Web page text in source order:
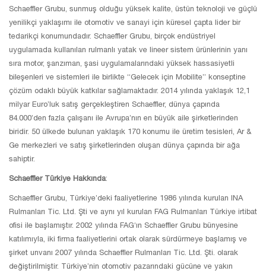
Schaeffler Grubu, sunmuş olduğu yüksek kalite, üstün teknoloji ve güçlü
yenilikçi yaklaşımı ile otomotiv ve sanayi için küresel çapta lider bir
tedarikçi konumundadır. Schaeffler Grubu, birçok endüstriyel
uygulamada kullanılan rulmanlı yatak ve lineer sistem ürünlerinin yanı
sıra motor, şanzıman, şasi uygulamalarındaki yüksek hassasiyetli
bileşenleri ve sistemleri ile birlikte “Gelecek için Mobilite” konseptine
çözüm odaklı büyük katkılar sağlamaktadır. 2014 yılında yaklaşık 12,1
milyar Euro’luk satış gerçekleştiren Schaeffler, dünya çapında
84.000’den fazla çalışanı ile Avrupa’nın en büyük aile şirketlerinden
biridir. 50 ülkede bulunan yaklaşık 170 konumu ile üretim tesisleri, Ar &
Ge merkezleri ve satış şirketlerinden oluşan dünya çapında bir ağa
sahiptir.
Schaeffler Türkiye Hakkında:
Schaeffler Grubu, Türkiye’deki faaliyetlerine 1986 yılında kurulan INA
Rulmanları Tic. Ltd. Şti ve aynı yıl kurulan FAG Rulmanları Türkiye irtibat
ofisi ile başlamıştır. 2002 yılında FAG‘ın Schaeffler Grubu bünyesine
katılımıyla, iki firma faaliyetlerini ortak olarak sürdürmeye başlamış ve
şirket unvanı 2007 yılında Schaeffler Rulmanları Tic. Ltd. Şti. olarak
değiştirilmiştir. Türkiye’nin otomotiv pazarındaki gücüne ve yakın